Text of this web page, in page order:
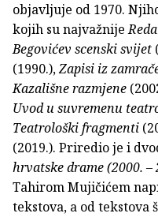
objavljuje od 1970.
kojih su najvažnije
Begovićev scenski svijet
(1990.),Zapisi iz
Kazališne razmjene
Uvod u suvremenu
Teatrološki fragmenti
(2019.). Priredio je i
hrvatske drame (2000. –
Tahirom Mujičićem
tekstova, a od tekstova